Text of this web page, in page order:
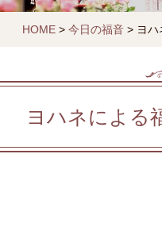
HOME > 今日の福音 > ヨハ
ヨハネによる